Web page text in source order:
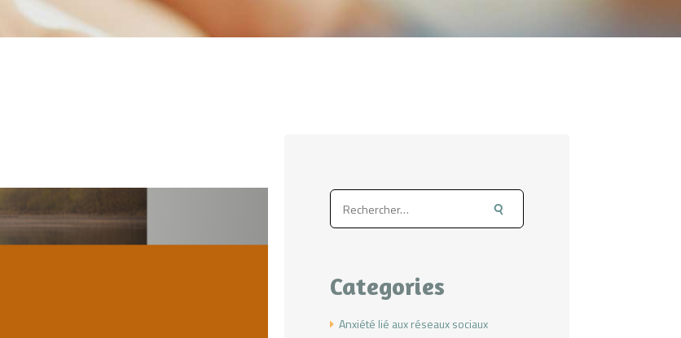
Rechercher :
Categories
Anxiété lié aux réseaux sociaux